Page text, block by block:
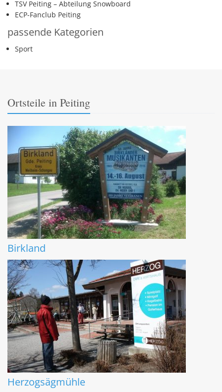
TSV Peiting – Abteilung Snowboard
ECP-Fanclub Peiting
passende Kategorien
Sport
Ortsteile in Peiting
Birkland
Herzogsägmühle